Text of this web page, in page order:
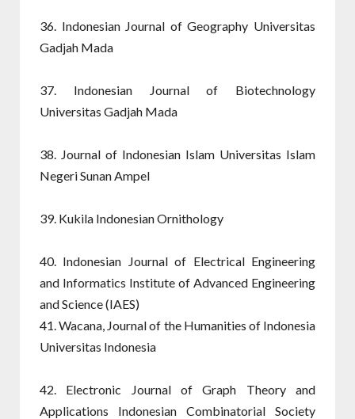
36. Indonesian Journal of Geography Universitas
Gadjah Mada
37. Indonesian Journal of Biotechnology
Universitas Gadjah Mada
38. Journal of Indonesian Islam Universitas Islam
Negeri Sunan Ampel
39. Kukila Indonesian Ornithology
40. Indonesian Journal of Electrical Engineering
and Informatics Institute of Advanced Engineering
and Science (IAES)
41. Wacana, Journal of the Humanities of Indonesia
Universitas Indonesia
42. Electronic Journal of Graph Theory and
Applications Indonesian Combinatorial Society